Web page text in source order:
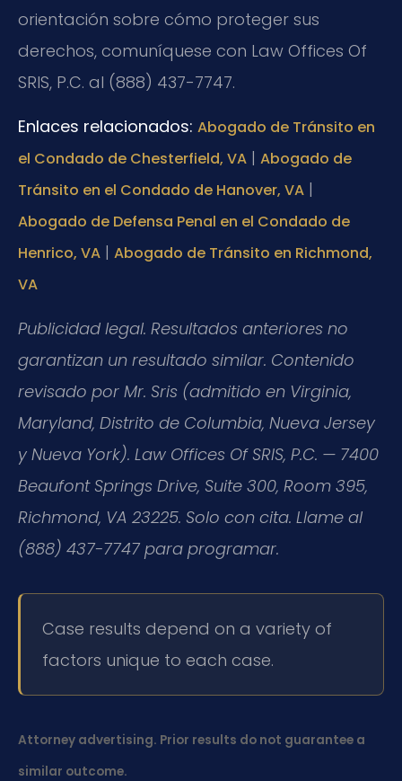
orientación sobre cómo proteger sus
derechos, comuníquese con Law Offices Of
SRIS, P.C. al (888) 437-7747.
Enlaces relacionados: Abogado de Tránsito en
el Condado de Chesterfield, VA | Abogado de
Tránsito en el Condado de Hanover, VA |
Abogado de Defensa Penal en el Condado de
Henrico, VA | Abogado de Tránsito en Richmond,
VA
Publicidad legal. Resultados anteriores no
garantizan un resultado similar. Contenido
revisado por Mr. Sris (admitido en Virginia,
Maryland, Distrito de Columbia, Nueva Jersey
y Nueva York). Law Offices Of SRIS, P.C. — 7400
Beaufont Springs Drive, Suite 300, Room 395,
Richmond, VA 23225. Solo con cita. Llame al
(888) 437-7747 para programar.
Case results depend on a variety of
factors unique to each case.
Attorney advertising. Prior results do not guarantee a
similar outcome.